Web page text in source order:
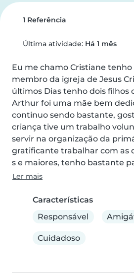
1 Referência
Última atividade: Há 1 mês
Eu me chamo Cristiane tenho
membro da igreja de Jesus
últimos Dias tenho dois filhos
Arthur foi uma mãe bem
continuo sendo bastante,
criança tive um trabalho
servir na organização da
gratificante trabalhar com as
s e maiores, tenho bastante
Ler mais
Características
Responsável
Cuidadoso